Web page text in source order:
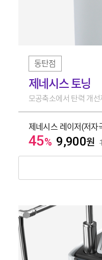
동탄점
제네시스 토닝
모공축소에서 탄력 개선
제네시스 레이저(저자
45% 9,900원